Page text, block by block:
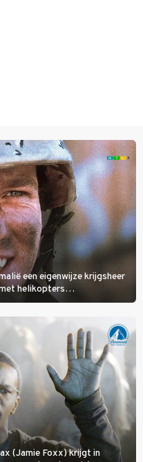
een eigenwijze krijgsheer
helikopters
(Jamie Foxx) krijgt in